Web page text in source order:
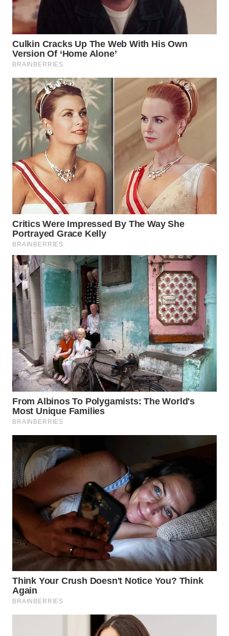
WN
INDRAMAYU
WN
KUNINGAN
WN
MAJALENGKA
WN
SUBANG
WN
SUKABUMI
WN
PURWAKARTA
WN
PRIANGAN
TIMUR
WN
SEMARANG
WN
SOLO
WN
BOROBUDUR
WN
MADURA
WN
SURABAYA
WN
NATUNA
BINTAN
WN
MANDALIKA
WN
LIKUPANG